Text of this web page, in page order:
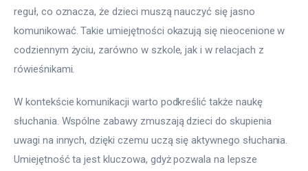
reguł, co oznacza, że dzieci muszą nauczyć się jasno
komunikować. Takie umiejętności okazują się nieocenione w
codziennym życiu, zarówno w szkole, jak i w relacjach z
rówieśnikami.
W kontekście komunikacji warto podkreślić także naukę
słuchania. Wspólne zabawy zmuszają dzieci do skupienia
uwagi na innych, dzięki czemu uczą się aktywnego słuchania.
Umiejętność ta jest kluczowa, gdyż pozwala na lepsze